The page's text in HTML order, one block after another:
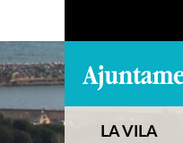
LA VILA